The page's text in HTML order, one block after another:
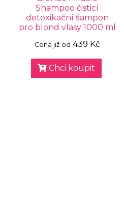
Shampoo čisticí
detoxikační šampon
pro blond vlasy 1000 ml
Cena již od 439 Kč
Chci koupit